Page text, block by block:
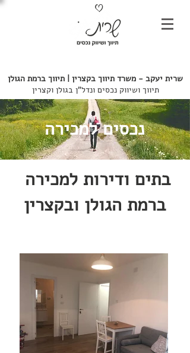
שרית יעקב - משרד תיווך בקצרין | תיווך ברמת הגולן
תיווך ושיווק נכסים ונדל"ן בגולן וקצרין
נכסים למכירה
ברמת הגולן ובקצרין